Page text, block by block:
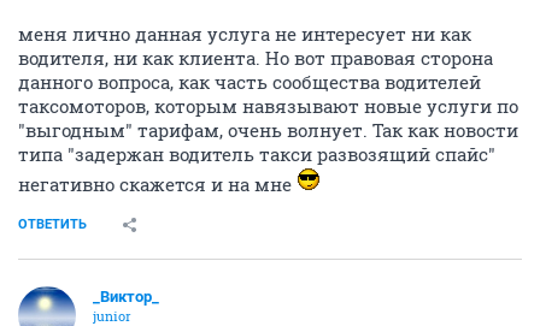
меня лично данная услуга не интересует ни как
водителя, ни как клиента. Но вот правовая сторона
данного вопроса, как часть сообщества водителей
таксомоторов, которым навязывают новые услуги по
"выгодным" тарифам, очень волнует. Так как новости
типа "задержан водитель такси развозящий спайс"
негативно скажется и на мне
ОТВЕТИТЬ
_Виктор_
juniоr